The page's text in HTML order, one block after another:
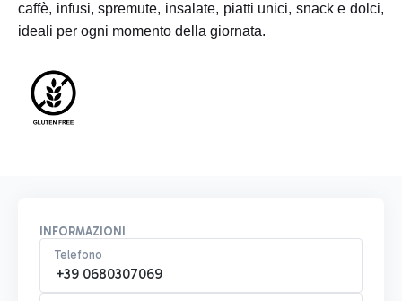
caffè, infusi, spremute, insalate, piatti unici, snack e dolci,
ideali per ogni momento della giornata.
INFORMAZIONI
Telefono
+39 0680307069